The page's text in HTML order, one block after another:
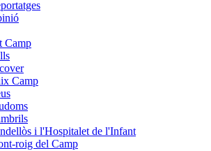
Camp
Camp
i l'Hospitalet de l'Infant
roig del Camp